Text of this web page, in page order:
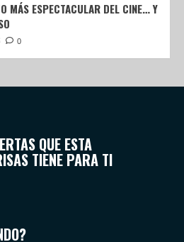
MÁS ESPECTACULAR DEL CINE… Y
0
QUE ESTA
TIENE PARA TI